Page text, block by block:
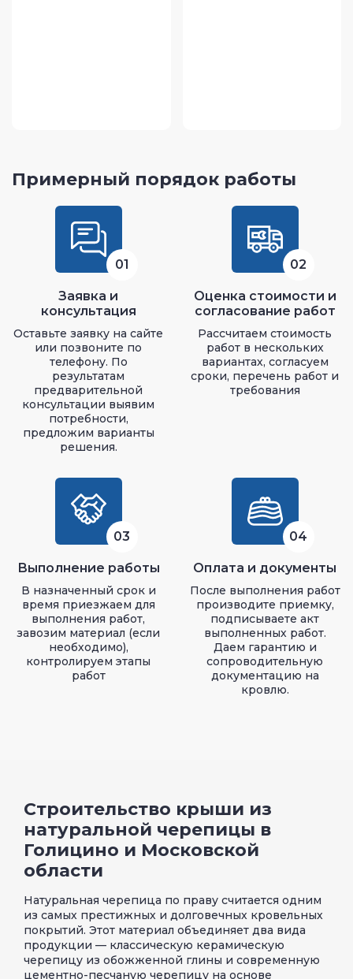
Примерный порядок работы
01
Заявка и
консультация
Оставьте заявку на сайте
или позвоните по
телефону. По
результатам
предварительной
консультации выявим
потребности,
предложим варианты
решения.
02
Оценка стоимости и
согласование работ
Рассчитаем стоимость
работ в нескольких
вариантах, согласуем
сроки, перечень работ и
требования
03
Выполнение работы
В назначенный срок и
время приезжаем для
выполнения работ,
завозим материал (если
необходимо),
контролируем этапы
работ
04
Оплата и документы
После выполнения работ
производите приемку,
подписываете акт
выполненных работ.
Даем гарантию и
сопроводительную
документацию на
кровлю.
Строительство крыши из
натуральной черепицы в
Голицино и Московской
области
Натуральная черепица по праву считается одним
из самых престижных и долговечных кровельных
покрытий. Этот материал объединяет два вида
продукции — классическую керамическую
черепицу из обожженной глины и современную
цементно-песчаную черепицу на основе